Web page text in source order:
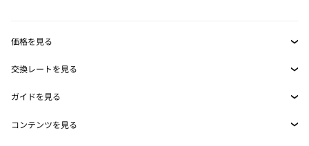
MetaMask Connect
Snaps
Web3サービス
セキュリティ
サポート
価格を見る
イーサリアムの価格
Solanaの価格
交換レートを見る
ETH→USD
USDT→INR
ガイドを見る
ETHの購入
コンテンツを見る